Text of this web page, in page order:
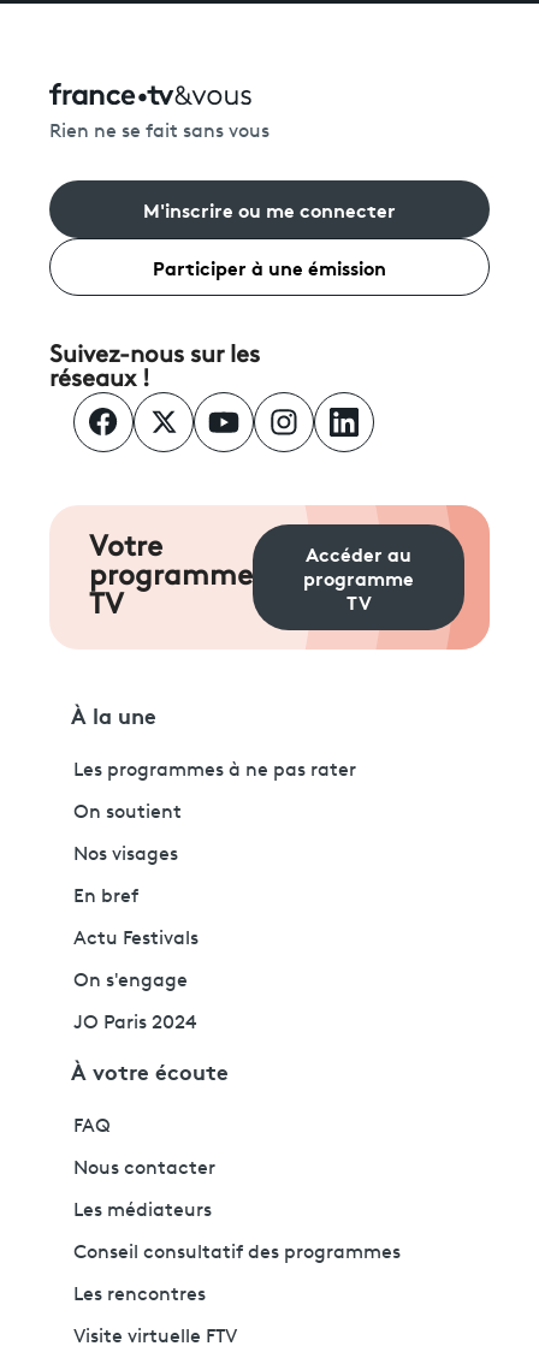
Rien ne se fait sans vous
M'inscrire ou me connecter
Participer à une émission
Suivez-nous sur les
réseaux !
Votre
programme
TV
Accéder au
programme
TV
À la une
Les programmes à ne pas rater
On soutient
Nos visages
En bref
Actu Festivals
On s'engage
JO Paris 2024
À votre écoute
FAQ
Nous contacter
Les médiateurs
Conseil consultatif des programmes
Les rencontres
Visite virtuelle FTV